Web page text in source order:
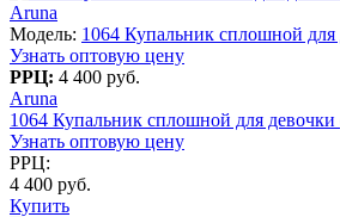
Aruna
Модель: 1064 Купальник сплошной для
Узнать оптовую цену
РРЦ: 4 400 руб.
Aruna
1064 Купальник сплошной для девочки
Узнать оптовую цену
РРЦ:
4 400 руб.
Купить